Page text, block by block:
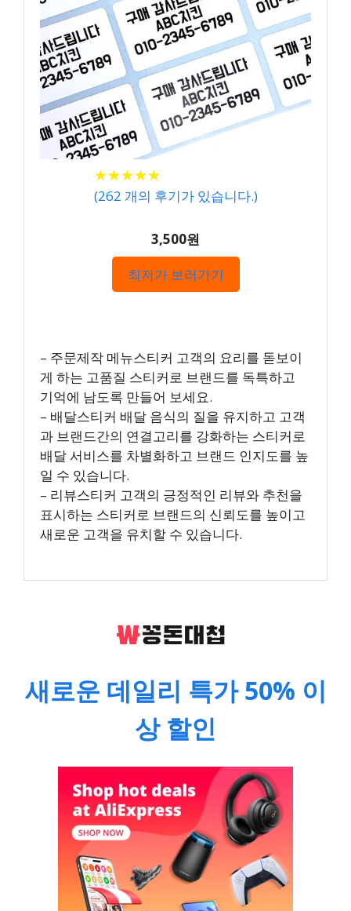
★★★★★
★★★★★
(262 개의 후기가 있습니다.)
3,500원
최저가 보러가기
– 주문제작 메뉴스티커 고객의 요리를 돋보이
게 하는 고품질 스티커로 브랜드를 독특하고
기억에 남도록 만들어 보세요.
– 배달스티커 배달 음식의 질을 유지하고 고객
과 브랜드간의 연결고리를 강화하는 스티커로
배달 서비스를 차별화하고 브랜드 인지도를 높
일 수 있습니다.
– 리뷰스티커 고객의 긍정적인 리뷰와 추천을
표시하는 스티커로 브랜드의 신뢰도를 높이고
새로운 고객을 유치할 수 있습니다.
새로운 데일리 특가 50% 이
상 할인